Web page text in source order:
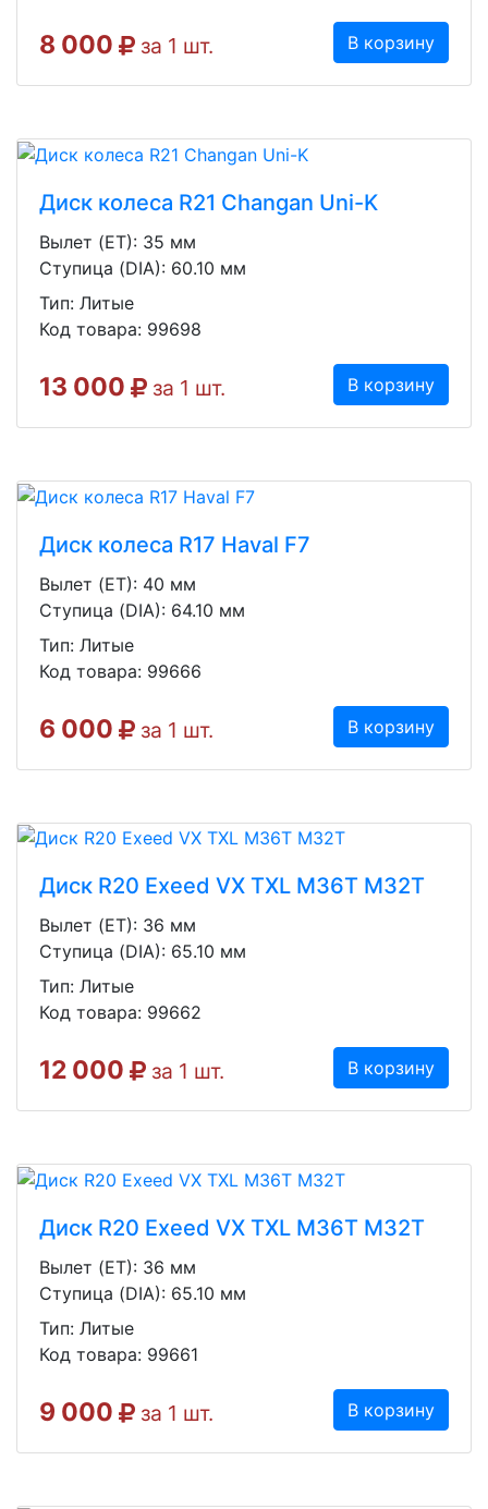
8 000 за 1 шт. В корзину
Диск колеса R21 Changan Uni-K
Вылет (ET): 35 мм
Ступица (DIA): 60.10 мм
Тип: Литые
Код товара: 99698
13 000 за 1 шт. В корзину
Диск колеса R17 Haval F7
Вылет (ET): 40 мм
Ступица (DIA): 64.10 мм
Тип: Литые
Код товара: 99666
6 000 за 1 шт. В корзину
Диск R20 Exeed VX TXL M36T M32T
Вылет (ET): 36 мм
Ступица (DIA): 65.10 мм
Тип: Литые
Код товара: 99662
12 000 за 1 шт. В корзину
Диск R20 Exeed VX TXL M36T M32T
Вылет (ET): 36 мм
Ступица (DIA): 65.10 мм
Тип: Литые
Код товара: 99661
9 000 за 1 шт. В корзину